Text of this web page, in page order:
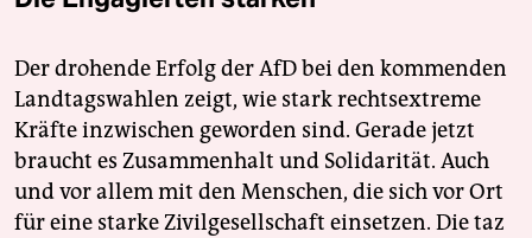
Der drohende Erfolg der AfD bei den kommenden
Landtagswahlen zeigt, wie stark rechtsextreme
Kräfte inzwischen geworden sind. Gerade jetzt
braucht es Zusammenhalt und Solidarität. Auch
und vor allem mit den Menschen, die sich vor Ort
für eine starke Zivilgesellschaft einsetzen. Die taz